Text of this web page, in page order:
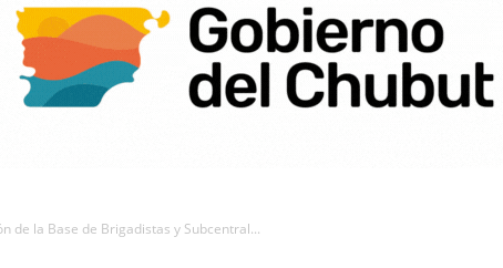
de la Base de Brigadistas y Subcentral...